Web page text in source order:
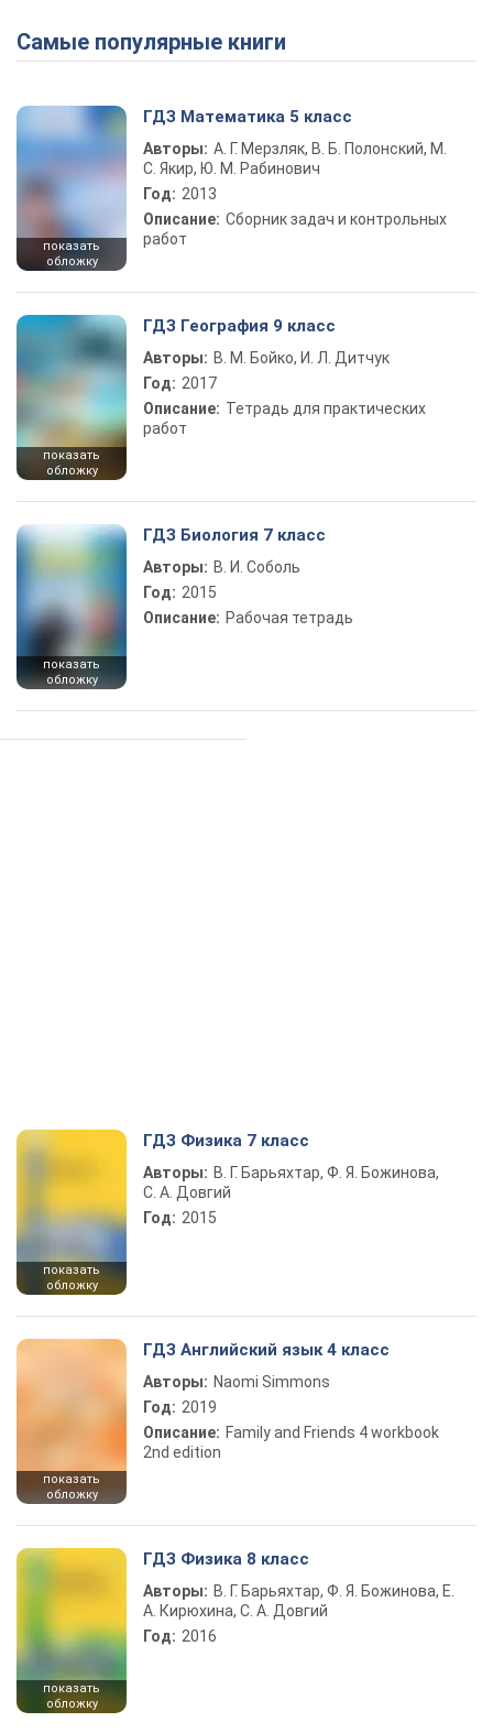
Самые популярные книги
показать
обложку
ГДЗ Математика 5 класс
Авторы: А. Г. Мерзляк, В. Б. Полонский, М.
С. Якир, Ю. М. Рабинович
Год: 2013
Описание: Сборник задач и контрольных
работ
показать
обложку
ГДЗ География 9 класс
Авторы: В. М. Бойко, И. Л. Дитчук
Год: 2017
Описание: Тетрадь для практических
работ
показать
обложку
ГДЗ Биология 7 класс
Авторы: В. И. Соболь
Год: 2015
Описание: Рабочая тетрадь
показать
обложку
ГДЗ Физика 7 класс
Авторы: В. Г. Барьяхтар, Ф. Я. Божинова,
С. А. Довгий
Год: 2015
показать
обложку
ГДЗ Английский язык 4 класс
Авторы: Naomi Simmons
Год: 2019
Описание: Family and Friends 4 workbook
2nd edition
показать
обложку
ГДЗ Физика 8 класс
Авторы: В. Г. Барьяхтар, Ф. Я. Божинова, Е.
А. Кирюхина, С. А. Довгий
Год: 2016